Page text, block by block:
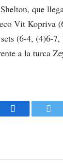
que
Vit Kopriva
(6-4, (4)6-
a la turca
Facebook